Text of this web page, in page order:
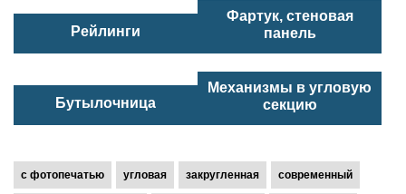
Рейлинги
Фартук, стеновая
панель
Бутылочница
Механизмы в угловую
секцию
с фотопечатью угловая закругленная современный